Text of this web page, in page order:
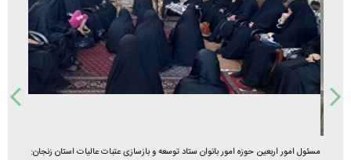
مسئول امور اربعین حوزه امور بانوان ستاد توسعه و بازسازی عتبات عالیات استان زنجان: